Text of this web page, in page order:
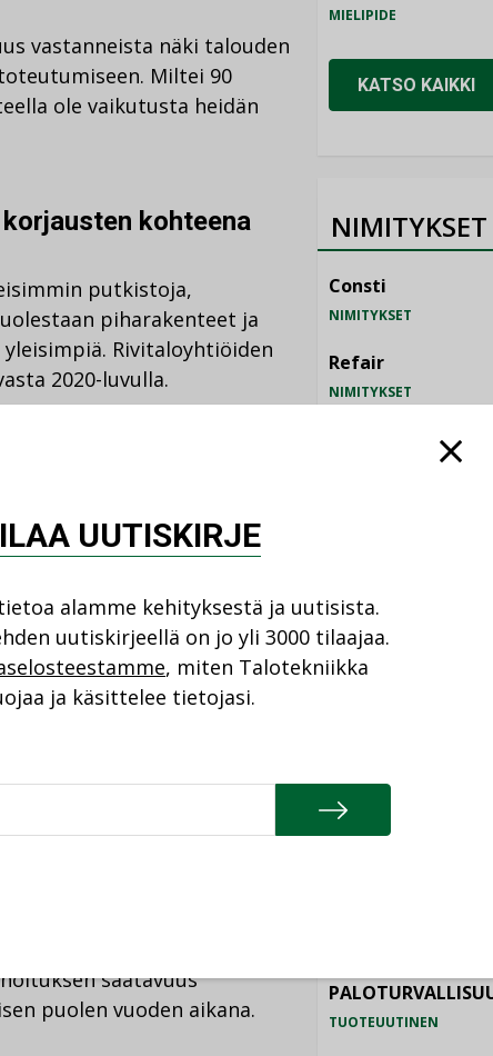
vastanneista näki talouden
Miltei 90
ole vaikutusta heidän
kohteena
putkistoja,
piharakenteet ja
Rivitaloyhtiöiden
2020-luvulla.
ja sähköautojen
taloyhtiöiden
tapaan
suurta muutosta.
saaneet urakkatarjouksia
saavat edelleen jonkin
barometrin tulosten
saatavuus
puolen vuoden aikana.
MIELIPIDE
KATSO KAIKKI
NIMITYKSET
Consti
NIMITYKSET
Refair
NIMITYKSET
KATSO KAIKKI
TUOTEUUTINEN
UUTISKIRJE
alamme kehityksestä ja uutisista.
uutiskirjeellä on jo yli 3000 tilaajaa.
, miten Talotekniikka
ja käsittelee tietojasi.